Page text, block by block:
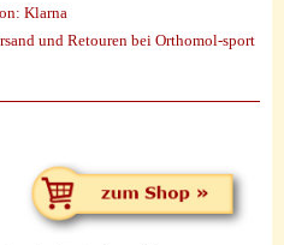
Klarna
und Retouren bei Orthomol-sport